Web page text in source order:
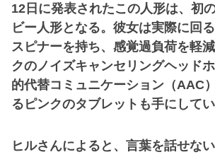
12日に発表されたこの人形は、初
ビー人形となる。彼女は実際に回
スピナーを持ち、感覚過負荷を軽
クのノイズキャンセリングヘッド
的代替コミュニケーション（AAC
るピンクのタブレットも手にしてい
ヒルさんによると、言葉を話せな